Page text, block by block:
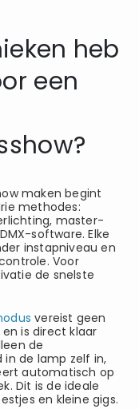
heb
een
maken begint
methodes:
master-
software. Elke
instapniveau en
Voor
de snelste
vereist geen
is direct klaar
de
de lamp zelf in,
automatisch op
Dit is de ideale
en kleine gigs.